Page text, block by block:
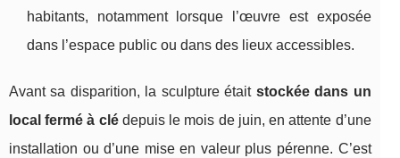
habitants, notamment lorsque l’œuvre est exposée
dans l’espace public ou dans des lieux accessibles.
Avant sa disparition, la sculpture était stockée dans un
local fermé à clédepuis le mois de juin, en attente d’une
installation ou d’une mise en valeur plus pérenne. C’est